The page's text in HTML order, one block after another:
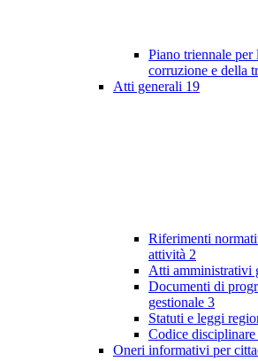
Piano triennale per
corruzione e della
Atti generali 19
Riferimenti
attività 2
Atti amministrativi
Documenti di
gestionale 3
Statuti e leggi
Codice
Oneri informativi per